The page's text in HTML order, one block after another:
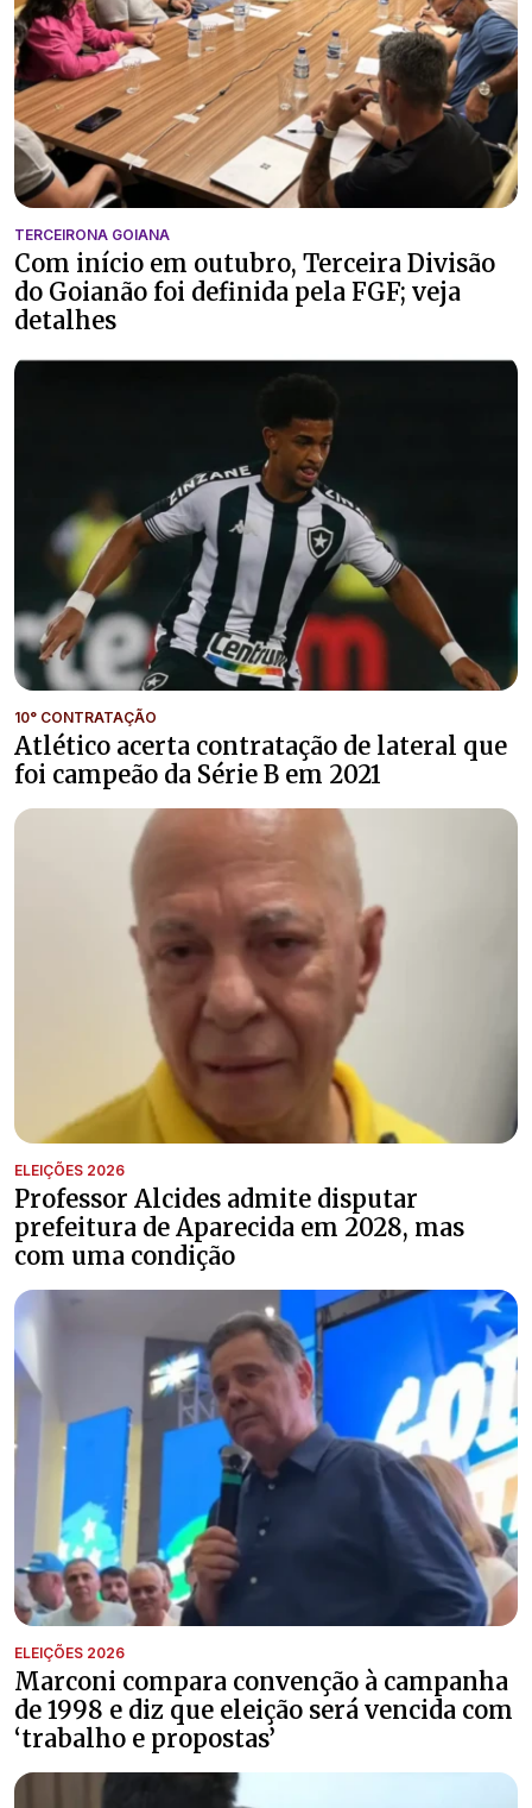
TERCEIRONA GOIANA
Com início em outubro, Terceira Divisão
do Goianão foi definida pela FGF; veja
detalhes
10° CONTRATAÇÃO
Atlético acerta contratação de lateral que
foi campeão da Série B em 2021
ELEIÇÕES 2026
Professor Alcides admite disputar
prefeitura de Aparecida em 2028, mas
com uma condição
ELEIÇÕES 2026
Marconi compara convenção à campanha
de 1998 e diz que eleição será vencida com
‘trabalho e propostas’